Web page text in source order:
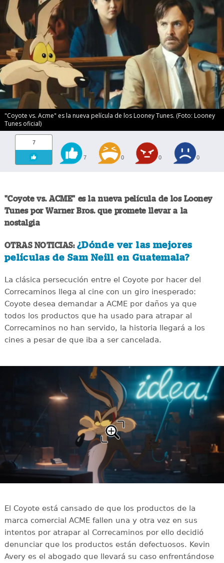
"Coyote vs. Acme" es la nueva película de los Looney Tunes. (Foto: Looney
Tunes oficial)
7
7 0 0 0
"Coyote vs. ACME" es la nueva película de los Looney
Tunes por Warner Bros. que promete llevar a la
nostalgia
OTRAS NOTICIAS: ¿Dónde ver las mejores
películas de Sam Neill en Guatemala?
La clásica persecución entre el Coyote por hacer del
Correcaminos llega al cine con un giro inesperado:
Coyote desea demandar a ACME por daños ya que
todos los productos que ha usado para atrapar al
Correcaminos no han servido, la historia llegará a los
cines a pesar de que iba a ser cancelada.
El Coyote está cansado de que los productos de la
marca comercial ACME fallen una y otra vez en sus
intentos por atrapar al Correcaminos por ello decidió
denunciar que los productos están defectuosos. Kevin
Avery es el abogado que llevará su caso enfrentándose